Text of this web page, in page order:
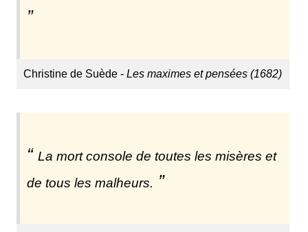
Christine de Suède -Les maximes et pensées (1682)
La mort console de toutes les misères et
de tous les malheurs.